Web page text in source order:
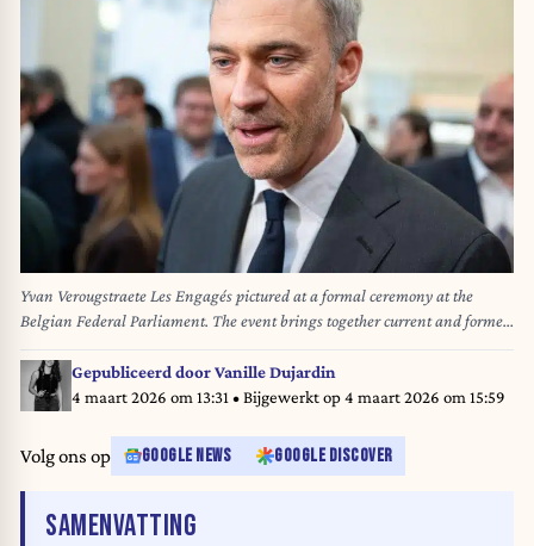
Yvan Verougstraete Les Engagés pictured at a formal ceremony at the
Belgian Federal Parliament. The event brings together current and former
prime ministers, ministers and senior parliamentary figures in the Forum
building of the Chamber of Representatives, a space normally reserved for
parliamentary committee work. Such ceremonies offer rare visual
outside daily legislative activity, highlighting continuity, power and
political heritage within Belgian democracy. Brussels, Belgium 29 JAN
2026 Photo Werner Lerooy.
Gepubliceerd doorVanille Dujardin
4 maart 2026 om 13:31• Bijgewerkt op4 maart 2026 om 15:59
Volg ons op GOOGLE NEWS GOOGLE DISCOVER
SAMENVATTING